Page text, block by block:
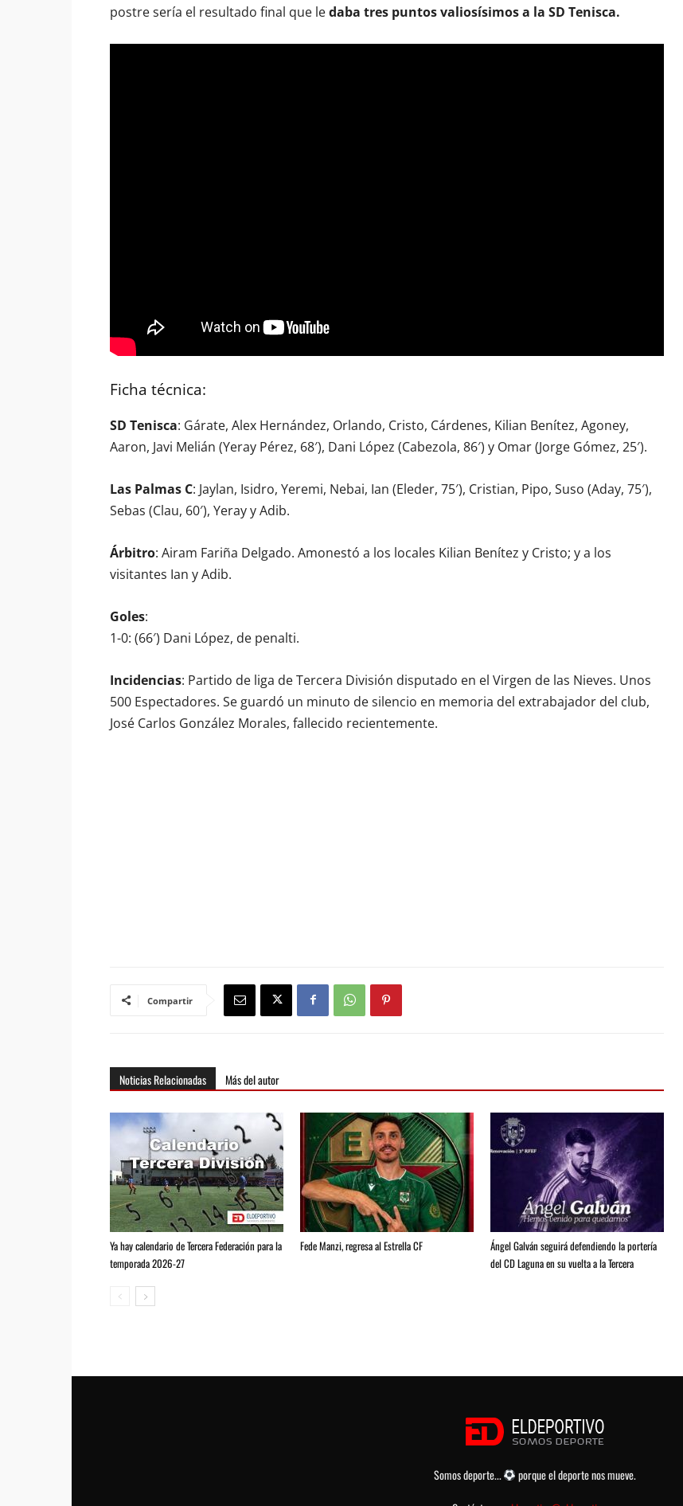
postre sería el resultado final que ledaba tres puntos valiosísimos a la SD Tenisca.
Ficha técnica:
SD Tenisca: Gárate, Alex Hernández, Orlando, Cristo, Cárdenes, Kilian Benítez, Agoney,
Aaron, Javi Melián (Yeray Pérez, 68′), Dani López (Cabezola, 86′) y Omar (Jorge Gómez, 25′).
Las Palmas C: Jaylan, Isidro, Yeremi, Nebai, Ian (Eleder, 75′), Cristian, Pipo, Suso (Aday, 75′),
Sebas (Clau, 60′), Yeray y Adib.
Árbitro: Airam Fariña Delgado. Amonestó a los locales Kilian Benítez y Cristo; y a los
visitantes Ian y Adib.
Goles:
1-0: (66′) Dani López, de penalti.
Incidencias: Partido de liga de Tercera División disputado en el Virgen de las Nieves. Unos
500 Espectadores. Se guardó un minuto de silencio en memoria del extrabajador del club,
José Carlos González Morales, fallecido recientemente.
Compartir
Noticias Relacionadas Más del autor
Ya hay calendario de Tercera Federación para la
temporada 2026-27
Fede Manzi, regresa al Estrella CF
Ángel Galván seguirá defendiendo la portería
del CD Laguna en su vuelta a la Tercera
Somos deporte...
porque el deporte nos mueve.